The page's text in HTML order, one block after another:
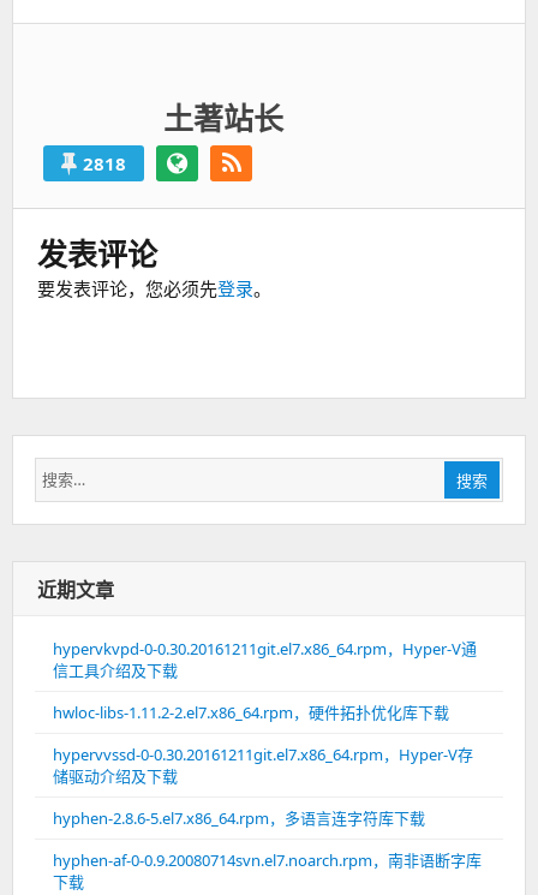
土著站长
2818
发表评论
要发表评论，您必须先登录。
搜
索：
搜索
近期文章
hypervkvpd-0-0.30.20161211git.el7.x86_64.rpm，Hyper-V通
信工具介绍及下载
hwloc-libs-1.11.2-2.el7.x86_64.rpm，硬件拓扑优化库下载
hypervvssd-0-0.30.20161211git.el7.x86_64.rpm，Hyper-V存
储驱动介绍及下载
hyphen-2.8.6-5.el7.x86_64.rpm，多语言连字符库下载
hyphen-af-0-0.9.20080714svn.el7.noarch.rpm，南非语断字库
下载